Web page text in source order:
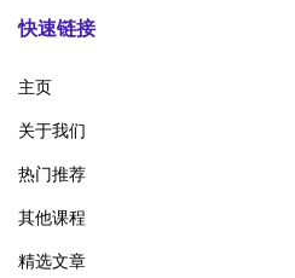
快速链接
主页
关于我们
热门推荐
其他课程
精选文章